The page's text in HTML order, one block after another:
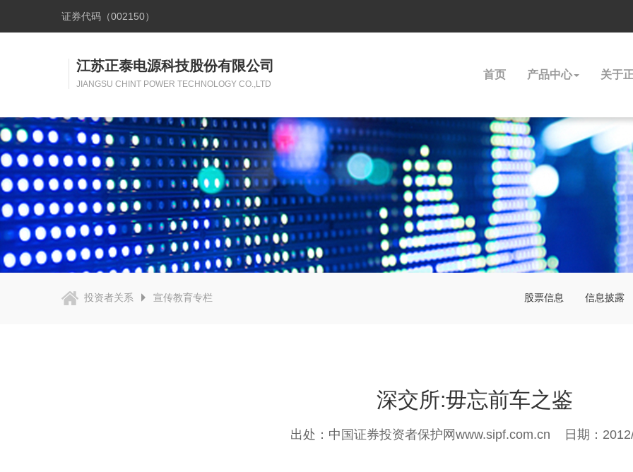
证券代码（002150）
江苏正泰电源科技股份有限公司
JIANGSU CHINT POWER TECHNOLOGY CO.,LTD
首页 产品中心 关于
投资者关系 宣传教育专栏 股票信息 信息披露
深交所:毋忘前车之鉴
出处：中国证券投资者保护网www.sipf.com.cn 日期：